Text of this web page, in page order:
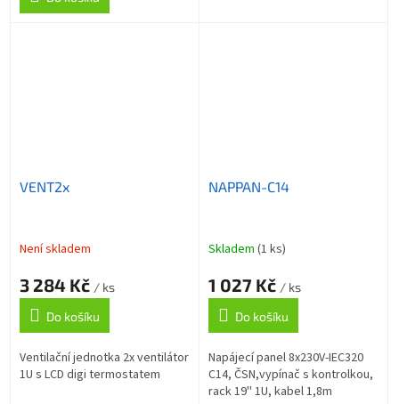
VENT2x
Není skladem
3 284 Kč / ks
Do košíku
Ventilační jednotka 2x ventilátor
1U s LCD digi termostatem
NAPPAN-C14
Skladem (1 ks)
1 027 Kč / ks
Do košíku
Napájecí panel 8x230V-IEC320
C14, ČSN,vypínač s kontrolkou,
rack 19'' 1U, kabel 1,8m